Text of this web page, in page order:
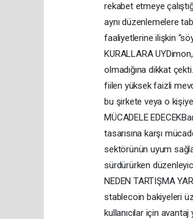
rekabet etmeye
aynı düzenlemelere
faaliyetlerine ilişkin
KURALLARA
olmadığına dikkat
fiilen yüksek faizli
bu şirkete veya o
MÜCADELE
tasarısına karşı
sektörünün uyum
sürdürürken
NEDEN TARTIŞMA
stablecoin bakiyeleri
kullanıcılar için